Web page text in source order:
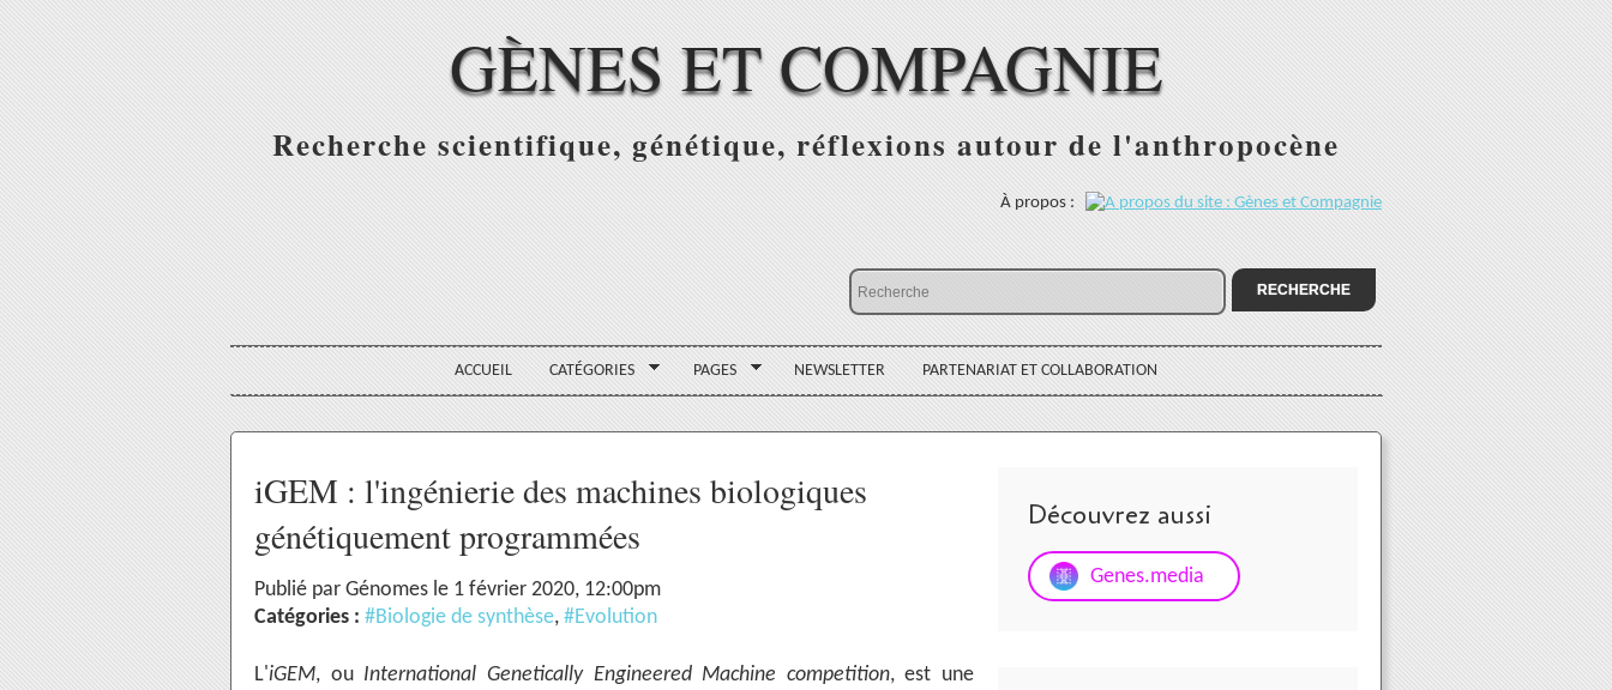
GÈNES ET COMPAGNIE
Recherche scientifique, génétique, réflexions autour de l'anthropocène
À propos :
ACCUEIL CATÉGORIES PAGES NEWSLETTER PARTENARIAT ET COLLABORATION
iGEM : l'ingénierie des machines biologiques
génétiquement programmées
Publié par Génomes le 1 février 2020, 12:00pm
Catégories : #Biologie de synthèse, #Evolution
L'iGEM, ou International Genetically Engineered Machine competition, est une
Découvrez aussi
Genes.media